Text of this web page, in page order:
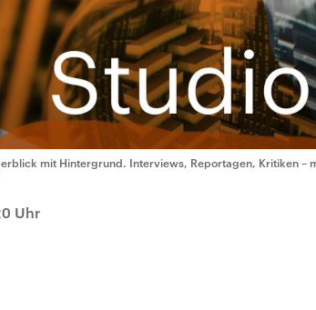
mit Hintergrund. Interviews, Reportagen, Kritiken –
Uhr